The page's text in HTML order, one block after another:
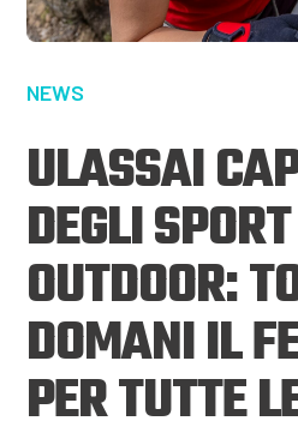
NEWS
ULASSAI
DEGLI SPORT
OUTDOOR:
DOMANI IL
PER TUTTE